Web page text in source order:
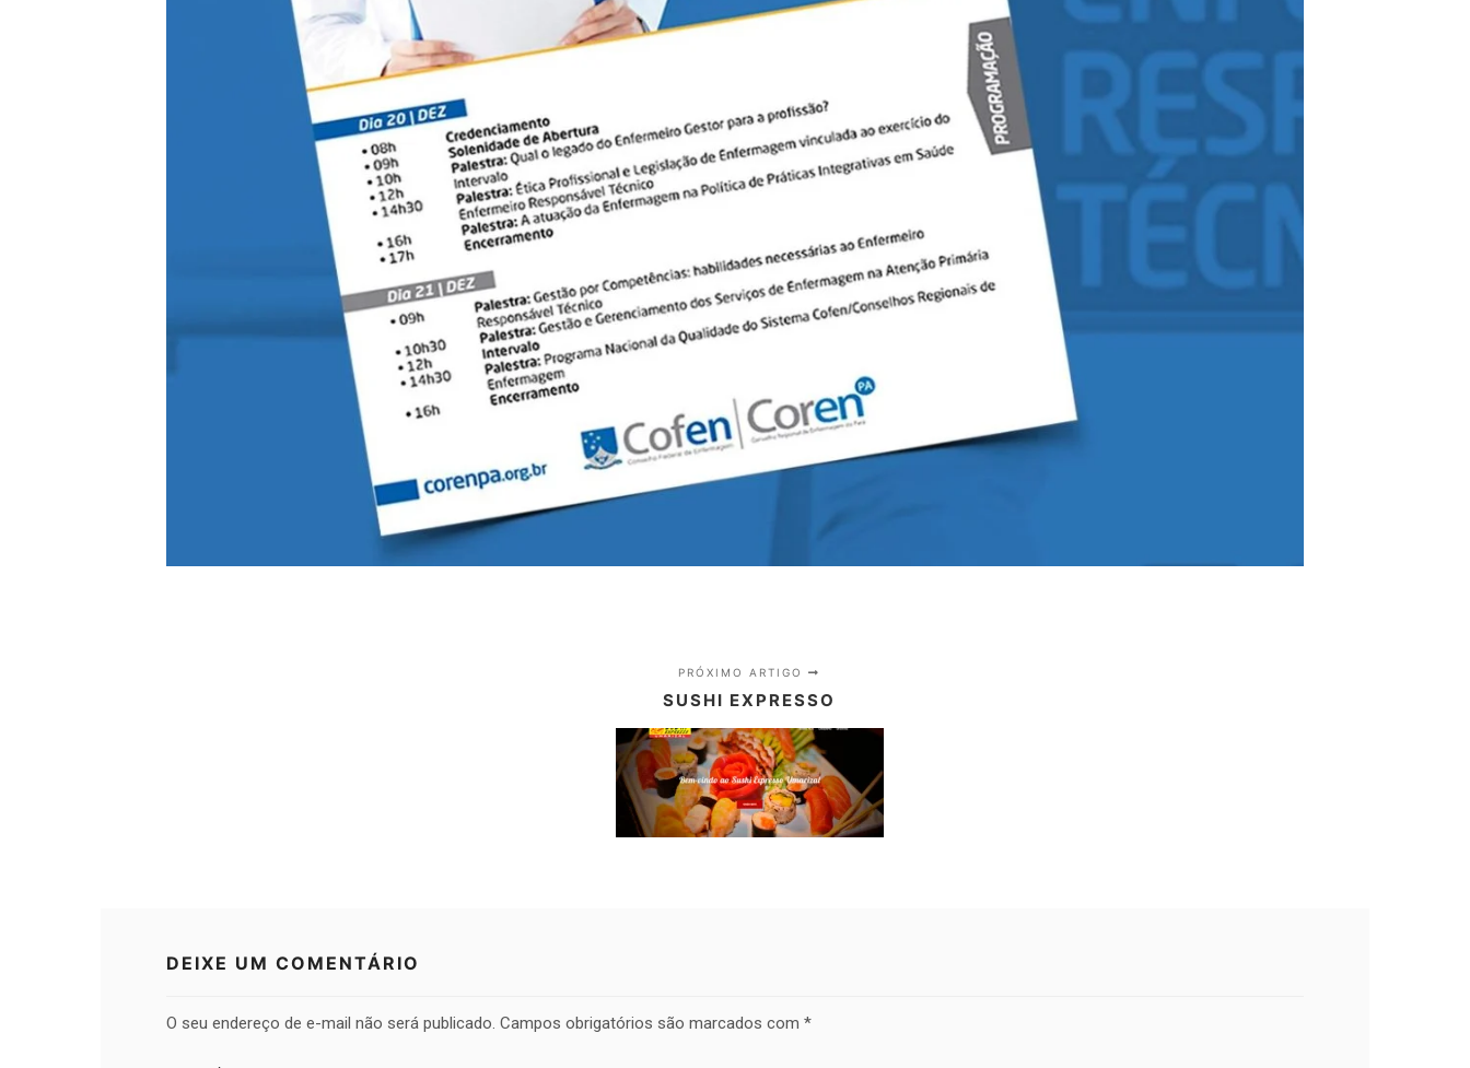
PRÓXIMO ARTIGO
SUSHI EXPRESSO
DEIXE UM COMENTÁRIO
O seu endereço de e-mail não será publicado. Campos obrigatórios são marcados com *